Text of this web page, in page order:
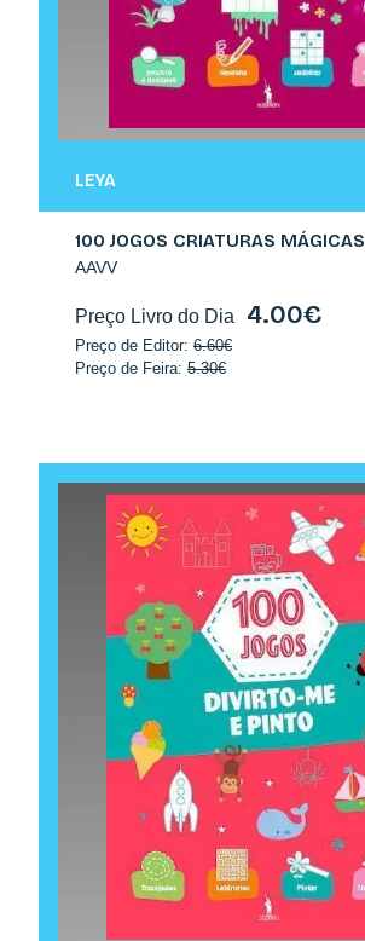
LEYA
100 JOGOS CRIATURAS MÁGICAS
AAVV
Preço Livro do Dia 4.00€
Preço de Editor: 6.60€
Preço de Feira: 5.30€